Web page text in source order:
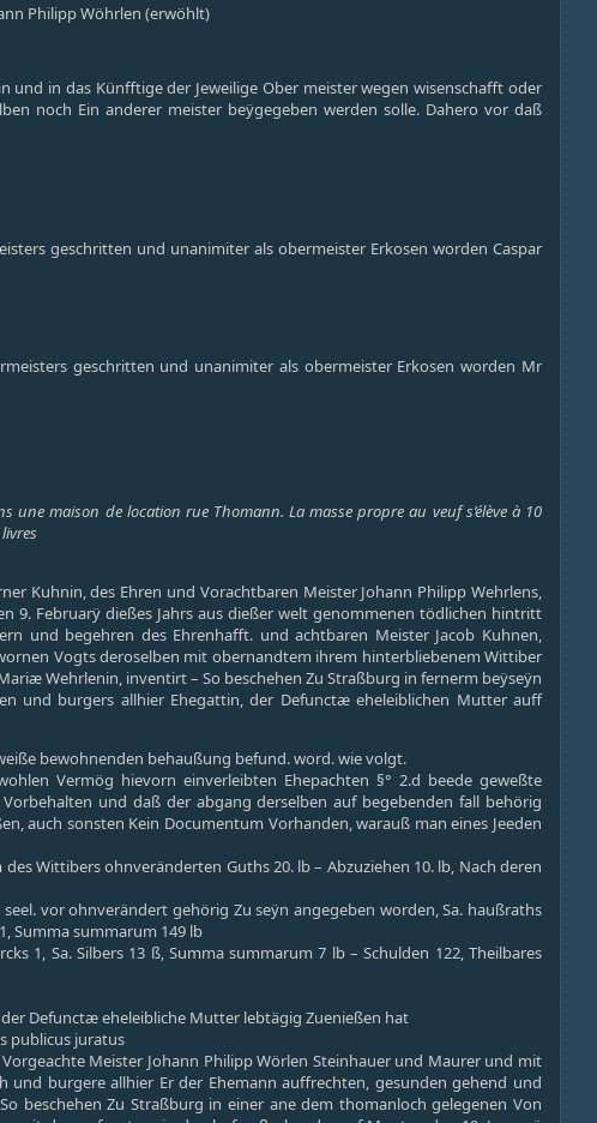
Philipp Wöhrlen (erwöhlt)
und in das Künfftige der Jeweilige Ober meister wegen wisenschafft oder
noch Ein anderer meister beÿgegeben werden solle. Dahero vor daß
geschritten und unanimiter als obermeister Erkosen worden Caspar
geschritten und unanimiter als obermeister Erkosen worden Mr
une maison de location rue Thomann. La masse propre au veuf s’élève à 10
Kuhnin, des Ehren und Vorachtbaren Meister Johann Philipp Wehrlens,
9. Februarÿ dießes Jahrs aus dießer welt genommenen tödlichen hintritt
und begehren des Ehrenhafft. und achtbaren Meister Jacob Kuhnen,
Vogts deroselben mit obernandtem ihrem hinterbliebenem Wittiber
Wehrlenin, inventirt – So beschehen Zu Straßburg in fernerm beÿseÿn
und burgers allhier Ehegattin, der Defunctæ eheleiblichen Mutter auff
bewohnenden behaußung befund. word. wie volgt.
Vermög hievorn einverleibten Ehepachten §° 2.d beede geweßte
und daß der abgang derselben auf begebenden fall behörig
auch sonsten Kein Documentum Vorhanden, warauß man eines Jeeden
Wittibers ohnveränderten Guths 20. lb – Abzuziehen 10. lb, Nach deren
vor ohnverändert gehörig Zu seÿn angegeben worden, Sa. haußraths
Summa summarum 149 lb
1, Sa. Silbers 13 ß, Summa summarum 7 lb – Schulden 122, Theilbares
Defunctæ eheleibliche Mutter lebtägig Zuenießen hat
publicus juratus
Meister Johann Philipp Wörlen Steinhauer und Maurer und mit
burgere allhier Er der Ehemann auffrechten, gesunden gehend und
beschehen Zu Straßburg in einer ane dem thomanloch gelegenen Von